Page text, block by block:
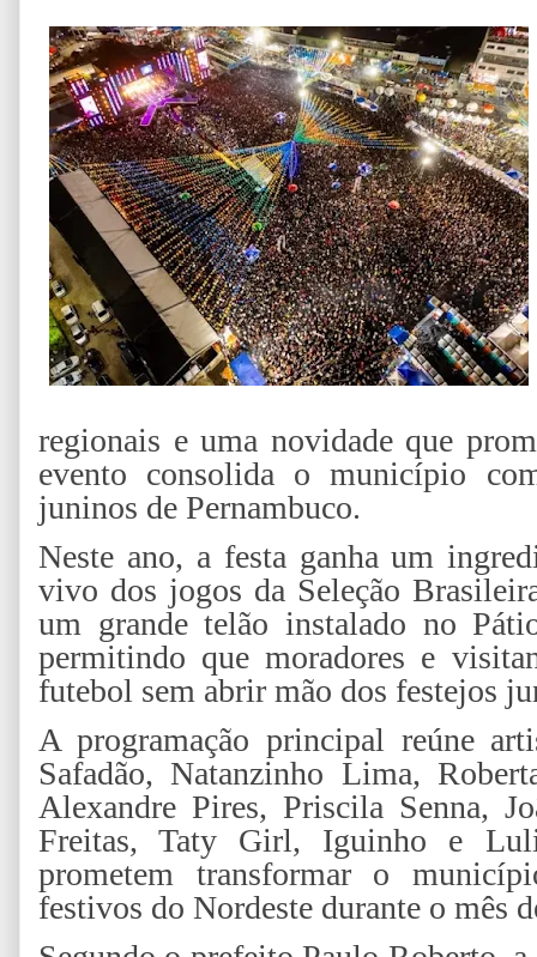
regionais e uma novidade que
evento consolida o município
juninos de Pernambuco.
Neste ano, a festa ganha um
vivo dos jogos da Seleção
um grande telão instalado no
permitindo que moradores e
futebol sem abrir mão dos festejos
A programação principal reúne
Safadão, Natanzinho Lima,
Alexandre Pires, Priscila Senna,
Freitas, Taty Girl, Iguinho e
prometem transformar o
festivos do Nordeste durante o mês